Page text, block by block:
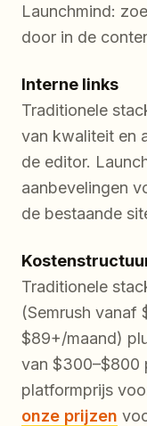
Launchmind:
door in de
Interne links
Traditionele
van kwaliteit en
de editor.
aanbevelingen
de bestaande
Traditionele
(Semrush vanaf
$89+/maand)
van $300–$800
platformprijs
onze prijzen